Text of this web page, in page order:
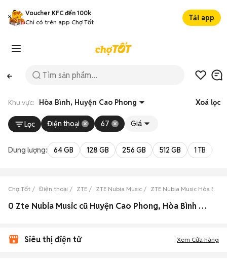
Voucher KFC đến 100k
Chỉ có trên app Chợ Tốt
Tải app
Khu vực: Hòa Bình, Huyện Cao Phong Xoá lọc
Lọc Điện thoại 67 Giá
Dung lượng: 64 GB 128 GB 256 GB 512 GB 1 TB
Chợ Tốt Điện thoại ZTE ZTE Nubia Music ZTE Nubia Music Hòa Bình
0 Zte Nubia Music cũ Huyện Cao Phong, Hòa Bình đẹp
Siêu thị điện tử Xem Cửa hàng